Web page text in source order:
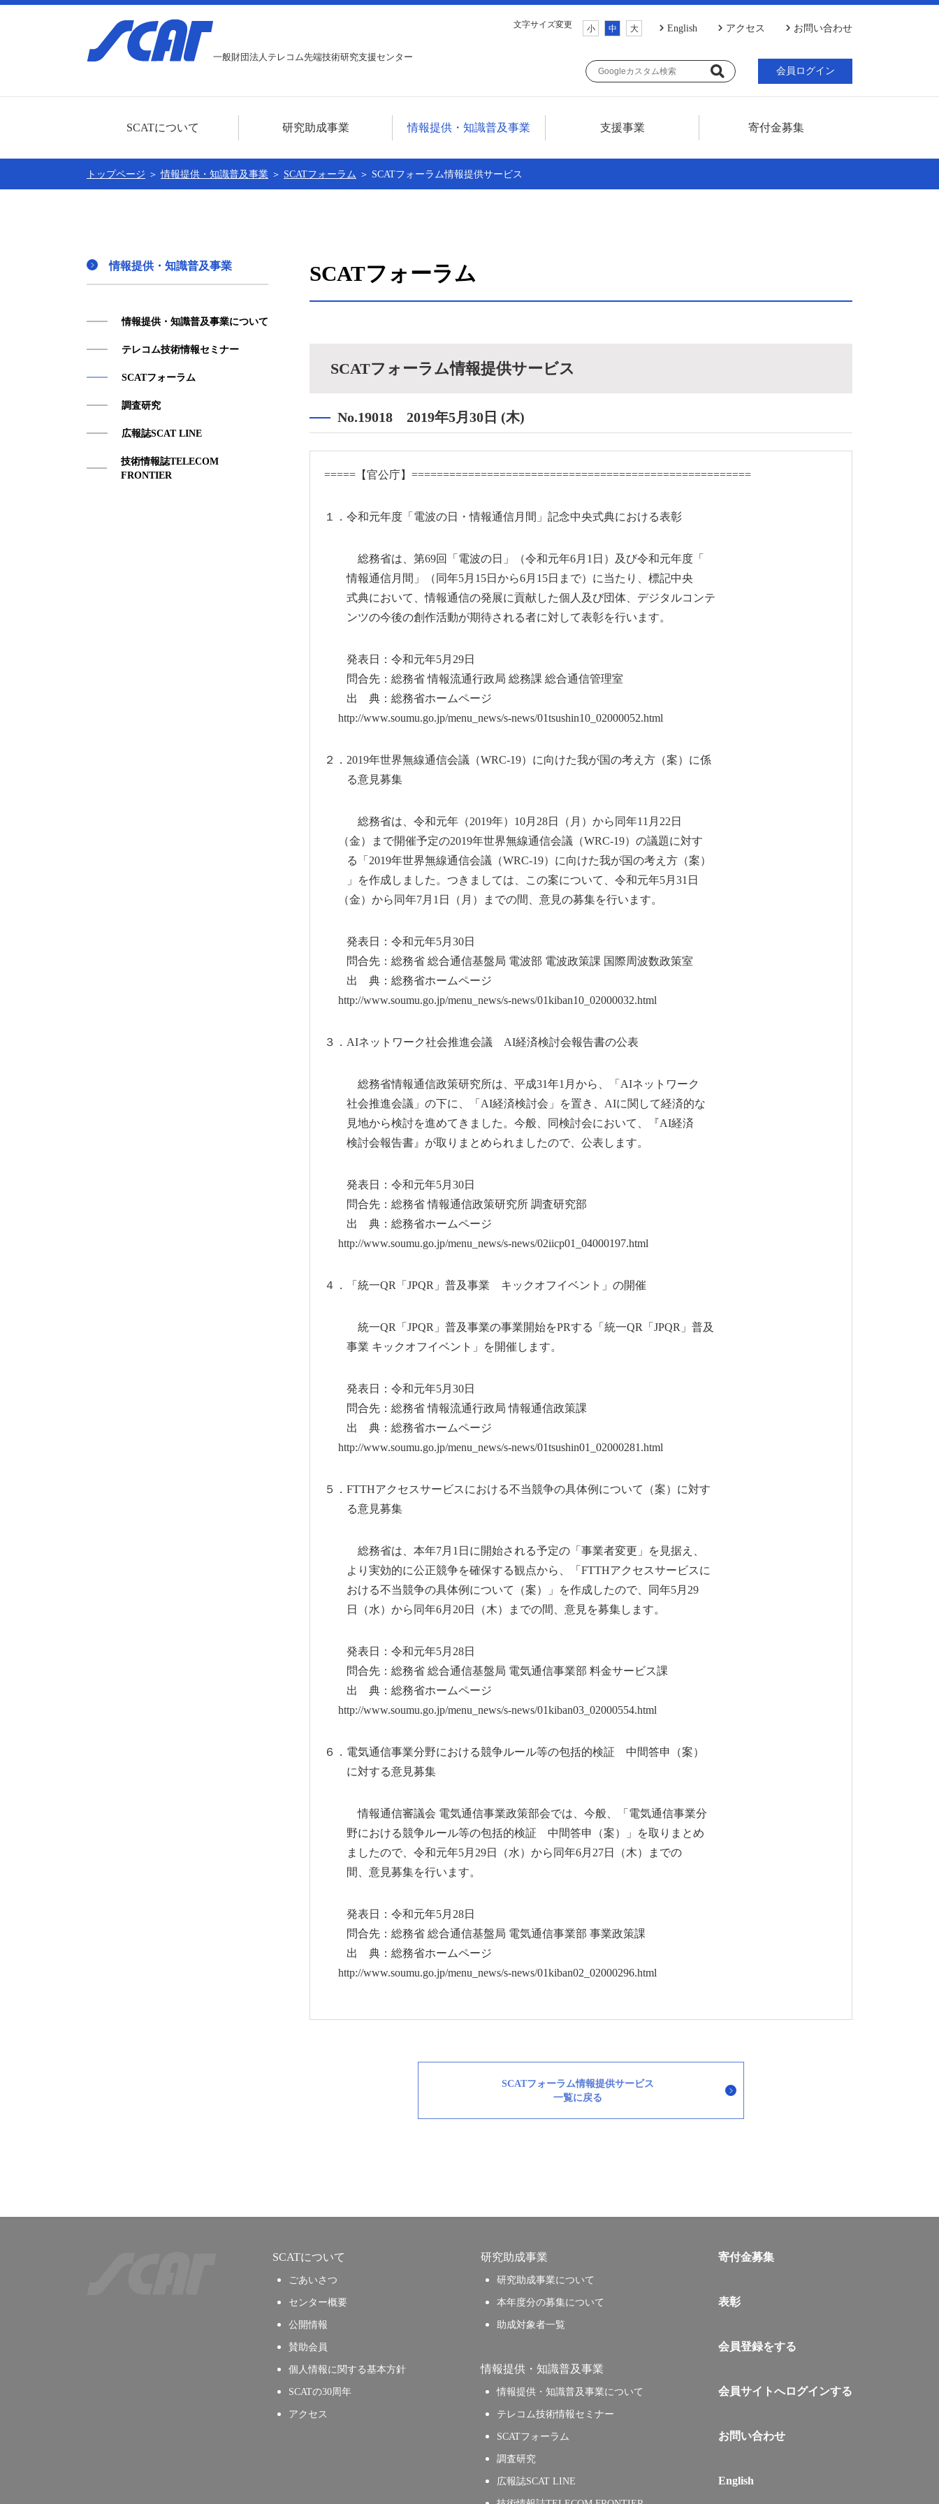
一般財団法人テレコム先端技術研究支援センター
SCATについて 研究助成事業 情報提供・知識普及事業
広報誌SCAT LINE
支援事業 寄付金募集
文字サイズ変更 小 中 大 English アクセス お問い合わせ
会員ログイン
トップページ ＞情報提供・知識普及事業 ＞ SCATフォーラム ＞ SCATフォーラム情報提供サービス
情報提供・知識普及事業
情報提供・知識普及事業について
テレコム技術情報セミナー
SCATフォーラム
調査研究
広報誌SCAT LINE
技術情報誌TELECOM
FRONTIER
SCATフォーラム
SCATフォーラム情報提供サービス
No.19018 2019年5月30日 (木)
=====【官公庁】======================================================
１．令和元年度「電波の日・情報通信月間」記念中央式典における表彰
総務省は、第69回「電波の日」（令和元年6月1日）及び令和元年度「
情報通信月間」（同年5月15日から6月15日まで）に当たり、標記中央
式典において、情報通信の発展に貢献した個人及び団体、デジタルコンテ
ンツの今後の創作活動が期待される者に対して表彰を行います。
発表日：令和元年5月29日
問合先：総務省 情報流通行政局 総務課 総合通信管理室
出 典：総務省ホームページ
http://www.soumu.go.jp/menu_news/s-news/01tsushin10_02000052.html
２．2019年世界無線通信会議（WRC-19）に向けた我が国の考え方（案）に係
る意見募集
総務省は、令和元年（2019年）10月28日（月）から同年11月22日
（金）まで開催予定の2019年世界無線通信会議（WRC-19）の議題に対す
る「2019年世界無線通信会議（WRC-19）に向けた我が国の考え方（案）
」を作成しました。つきましては、この案について、令和元年5月31日
（金）から同年7月1日（月）までの間、意見の募集を行います。
発表日：令和元年5月30日
問合先：総務省 総合通信基盤局 電波部 電波政策課 国際周波数政策室
出 典：総務省ホームページ
http://www.soumu.go.jp/menu_news/s-news/01kiban10_02000032.html
３．AIネットワーク社会推進会議 AI経済検討会報告書の公表
総務省情報通信政策研究所は、平成31年1月から、「AIネットワーク
社会推進会議」の下に、「AI経済検討会」を置き、AIに関して経済的な
見地から検討を進めてきました。今般、同検討会において、『AI経済
検討会報告書』が取りまとめられましたので、公表します。
発表日：令和元年5月30日
問合先：総務省 情報通信政策研究所 調査研究部
出 典：総務省ホームページ
http://www.soumu.go.jp/menu_news/s-news/02iicp01_04000197.html
４．「統一QR「JPQR」普及事業 キックオフイベント」の開催
統一QR「JPQR」普及事業の事業開始をPRする「統一QR「JPQR」普及
事業 キックオフイベント」を開催します。
発表日：令和元年5月30日
問合先：総務省 情報流通行政局 情報通信政策課
出 典：総務省ホームページ
http://www.soumu.go.jp/menu_news/s-news/01tsushin01_02000281.html
５．FTTHアクセスサービスにおける不当競争の具体例について（案）に対す
る意見募集
総務省は、本年7月1日に開始される予定の「事業者変更」を見据え、
より実効的に公正競争を確保する観点から、「FTTHアクセスサービスに
おける不当競争の具体例について（案）」を作成したので、同年5月29
日（水）から同年6月20日（木）までの間、意見を募集します。
発表日：令和元年5月28日
問合先：総務省 総合通信基盤局 電気通信事業部 料金サービス課
出 典：総務省ホームページ
http://www.soumu.go.jp/menu_news/s-news/01kiban03_02000554.html
６．電気通信事業分野における競争ルール等の包括的検証 中間答申（案）
に対する意見募集
情報通信審議会 電気通信事業政策部会では、今般、「電気通信事業分
野における競争ルール等の包括的検証 中間答申（案）」を取りまとめ
ましたので、令和元年5月29日（水）から同年6月27日（木）までの
間、意見募集を行います。
発表日：令和元年5月28日
問合先：総務省 総合通信基盤局 電気通信事業部 事業政策課
出 典：総務省ホームページ
http://www.soumu.go.jp/menu_news/s-news/01kiban02_02000296.html
SCATフォーラム情報提供サービス
一覧に戻る
SCATについて
ごあいさつ
センター概要
公開情報
賛助会員
個人情報に関する基本方針
SCATの30周年
アクセス
研究助成事業
研究助成事業について
本年度分の募集について
助成対象者一覧
情報提供・知識普及事業
情報提供・知識普及事業について
テレコム技術情報セミナー
SCATフォーラム
調査研究
広報誌SCAT LINE
寄付金募集
表彰
会員登録をする
会員サイトへログインする
お問い合わせ
English